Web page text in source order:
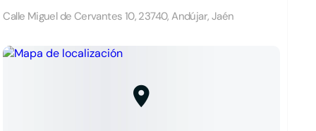
Calle Miguel de Cervantes 10, 23740, Andújar, Jaén